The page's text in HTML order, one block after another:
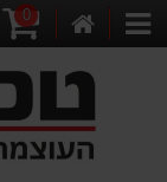
קטגוריות
הבית
0